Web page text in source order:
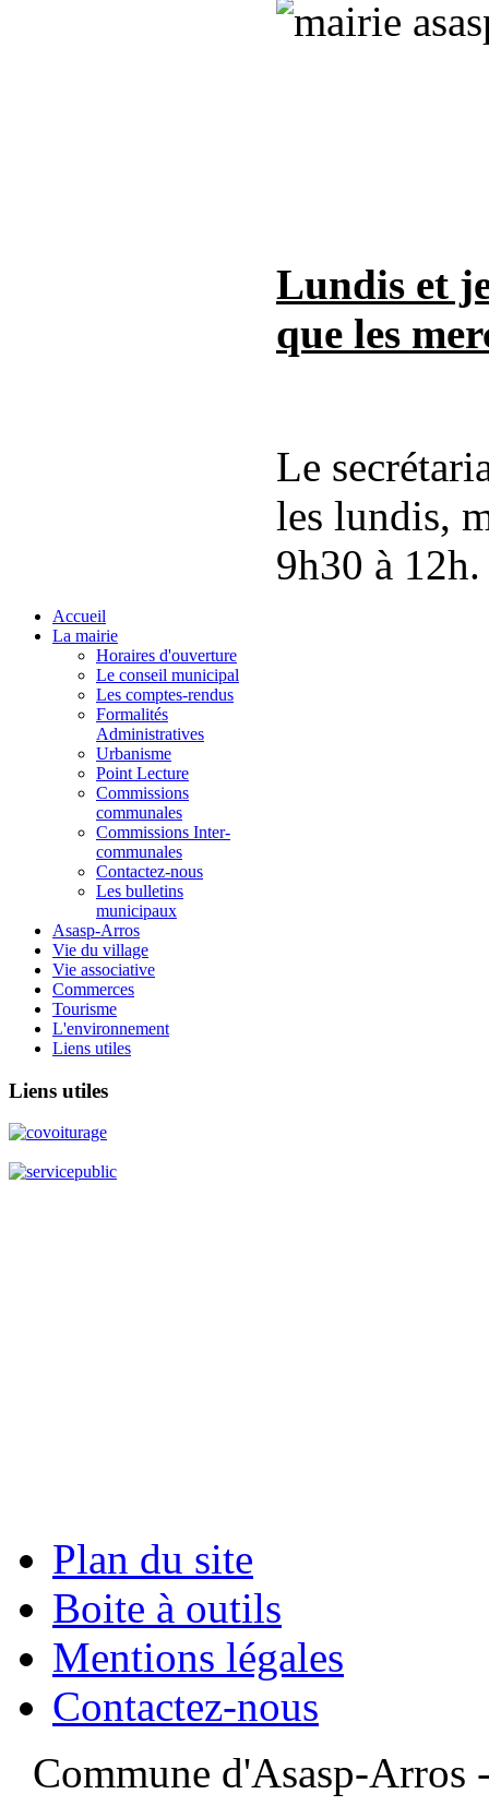
Lundis et
que les
Le
les lundis,
9h30 à 12h.
Accueil
La mairie
Horaires d'ouverture
Le conseil municipal
Les comptes-rendus
Formalités
Administratives
Urbanisme
Point Lecture
Commissions
communales
Commissions Inter-
communales
Contactez-nous
Les bulletins
municipaux
Asasp-Arros
Vie du village
Vie associative
Commerces
Tourisme
L'environnement
Liens utiles
Liens utiles
Plan du site
Boite à outils
Mentions légales
Contactez-nous
Commune d'Asasp-Arros